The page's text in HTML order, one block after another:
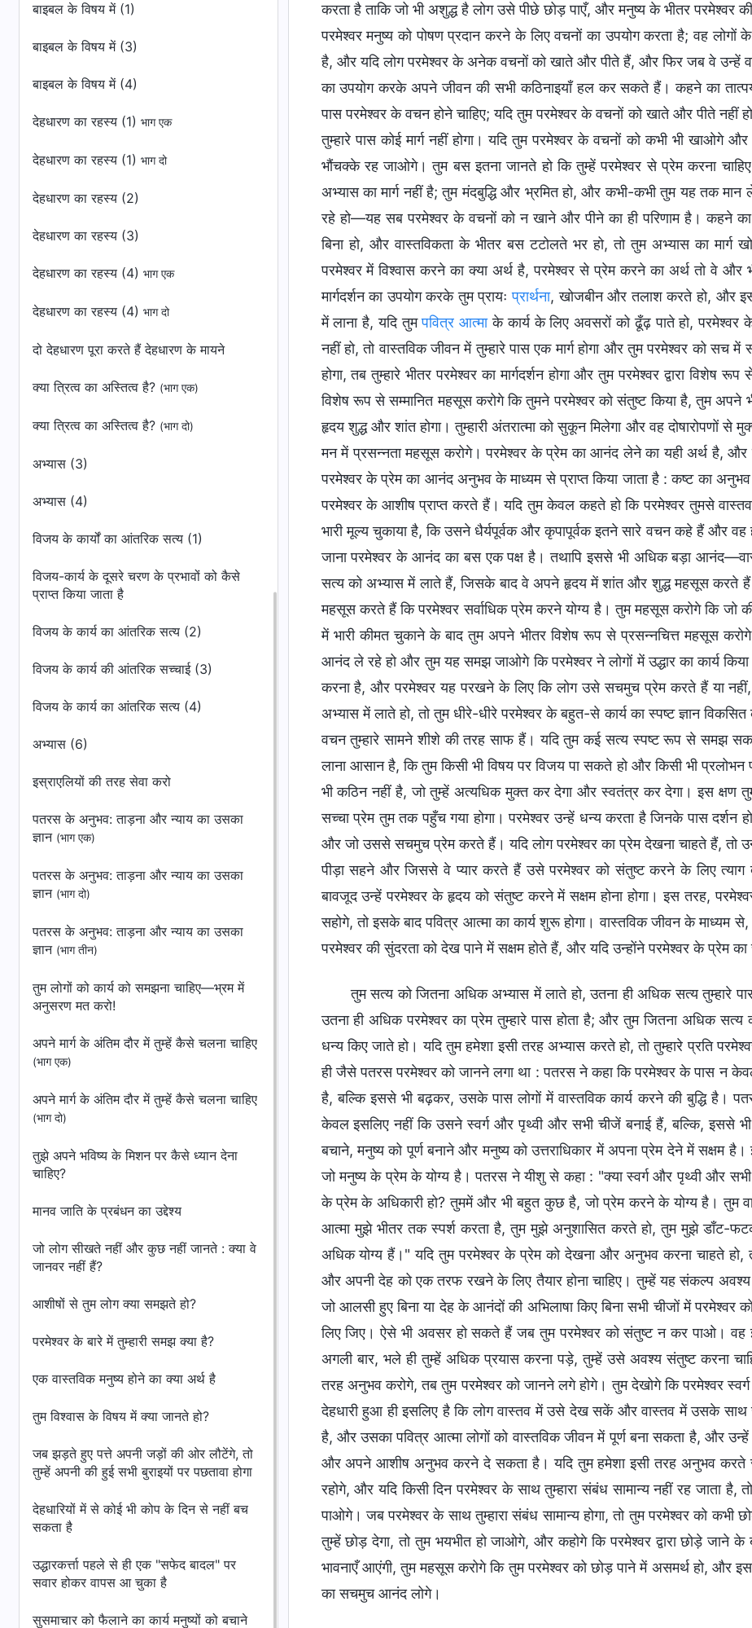
बाइबल के विषय में (1)
बाइबल के विषय में (3)
बाइबल के विषय में (4)
देहधारण का रहस्य (1) भाग एक
देहधारण का रहस्य (1) भाग दो
देहधारण का रहस्य (2)
देहधारण का रहस्य (3)
देहधारण का रहस्य (4) भाग एक
देहधारण का रहस्य (4) भाग दो
दो देहधारण पूरा करते हैं देहधारण के मायने
क्या त्रित्व का अस्तित्व है? (भाग एक)
क्या त्रित्व का अस्तित्व है? (भाग दो)
अभ्यास (3)
अभ्यास (4)
विजय के कार्यों का आंतरिक सत्य (1)
विजय-कार्य के दूसरे चरण के प्रभावों को कैसे
प्राप्त किया जाता है
विजय के कार्य का आंतरिक सत्य (2)
विजय के कार्य की आंतरिक सच्चाई (3)
विजय के कार्य का आंतरिक सत्य (4)
अभ्यास (6)
इस्राएलियों की तरह सेवा करो
पतरस के अनुभव: ताड़ना और न्याय का उसका
ज्ञान (भाग एक)
पतरस के अनुभव: ताड़ना और न्याय का उसका
ज्ञान (भाग दो)
पतरस के अनुभव: ताड़ना और न्याय का उसका
ज्ञान (भाग तीन)
तुम लोगों को कार्य को समझना चाहिए—भ्रम में
अनुसरण मत करो!
अपने मार्ग के अंतिम दौर में तुम्हें कैसे चलना चाहिए
(भाग एक)
अपने मार्ग के अंतिम दौर में तुम्हें कैसे चलना चाहिए
(भाग दो)
तुझे अपने भविष्य के मिशन पर कैसे ध्यान देना
चाहिए?
मानव जाति के प्रबंधन का उद्देश्य
जो लोग सीखते नहीं और कुछ नहीं जानते : क्या वे
जानवर नहीं हैं?
आशीषों से तुम लोग क्या समझते हो?
परमेश्वर के बारे में तुम्हारी समझ क्या है?
एक वास्तविक मनुष्य होने का क्या अर्थ है
तुम विश्वास के विषय में क्या जानते हो?
जब झड़ते हुए पत्ते अपनी जड़ों की ओर लौटेंगे, तो
तुम्हें अपनी की हुई सभी बुराइयों पर पछतावा होगा
देहधारियों में से कोई भी कोप के दिन से नहीं बच
सकता है
उद्धारकर्त्ता पहले से ही एक "सफेद बादल" पर
सवार होकर वापस आ चुका है
सुसमाचार को फैलाने का कार्य मनुष्यों को बचाने
करता है ताकि जो भी अशुद्ध है लोग उसे पीछे छोड़ पाएँ, और मनुष्य के भीतर परमेश्वर की
परमेश्वर मनुष्य को पोषण प्रदान करने के लिए वचनों का उपयोग करता है; वह लोगों
है, और यदि लोग परमेश्वर के अनेक वचनों को खाते और पीते हैं, और फिर जब वे उन्हें
का उपयोग करके अपने जीवन की सभी कठिनाइयाँ हल कर सकते हैं। कहने का
पास परमेश्वर के वचन होने चाहिए; यदि तुम परमेश्वर के वचनों को खाते और पीते नहीं
तुम्हारे पास कोई मार्ग नहीं होगा। यदि तुम परमेश्वर के वचनों को कभी भी खाओगे
भौंचक्के रह जाओगे। तुम बस इतना जानते हो कि तुम्हें परमेश्वर से प्रेम करना
अभ्यास का मार्ग नहीं है; तुम मंदबुद्धि और भ्रमित हो, और कभी-कभी तुम यह तक
रहे हो—यह सब परमेश्वर के वचनों को न खाने और पीने का ही परिणाम है। कहने
बिना हो, और वास्तविकता के भीतर बस टटोलते भर हो, तो तुम अभ्यास का
परमेश्वर में विश्वास करने का क्या अर्थ है, परमेश्वर से प्रेम करने का अर्थ तो वे और
मार्गदर्शन का उपयोग करके तुम प्रायःप्रार्थना, खोजबीन और तलाश करते हो, और
में लाना है, यदि तुमपवित्र आत्माके कार्य के लिए अवसरों को ढूँढ़ पाते हो, परमेश्वर
नहीं हो, तो वास्तविक जीवन में तुम्हारे पास एक मार्ग होगा और तुम परमेश्वर को
होगा, तब तुम्हारे भीतर परमेश्वर का मार्गदर्शन होगा और तुम परमेश्वर द्वारा
विशेष रूप से सम्मानित महसूस करोगे कि तुमने परमेश्वर को संतुष्ट किया है, तुम अपने
हृदय शुद्ध और शांत होगा। तुम्हारी अंतरात्मा को सुकून मिलेगा और वह दोषारोपणों
मन में प्रसन्नता महसूस करोगे। परमेश्वर के प्रेम का आनंद लेने का यही अर्थ है, और
परमेश्वर के प्रेम का आनंद अनुभव के माध्यम से प्राप्त किया जाता है : कष्ट का
परमेश्वर के आशीष प्राप्त करते हैं। यदि तुम केवल कहते हो कि परमेश्वर तुमसे
भारी मूल्य चुकाया है, कि उसने धैर्यपूर्वक और कृपापूर्वक इतने सारे वचन कहे हैं और वह
जाना परमेश्वर के आनंद का बस एक पक्ष है। तथापि इससे भी अधिक बड़ा
सत्य को अभ्यास में लाते हैं, जिसके बाद वे अपने हृदय में शांत और शुद्ध महसूस करते
महसूस करते हैं कि परमेश्वर सर्वाधिक प्रेम करने योग्य है। तुम महसूस करोगे कि जो
में भारी कीमत चुकाने के बाद तुम अपने भीतर विशेष रूप से प्रसन्नचित्त महसूस
आनंद ले रहे हो और तुम यह समझ जाओगे कि परमेश्वर ने लोगों में उद्धार का कार्य किया
करना है, और परमेश्वर यह परखने के लिए कि लोग उसे सचमुच प्रेम करते हैं या नहीं,
अभ्यास में लाते हो, तो तुम धीरे-धीरे परमेश्वर के बहुत-से कार्य का स्पष्ट ज्ञान
वचन तुम्हारे सामने शीशे की तरह साफ हैं। यदि तुम कई सत्य स्पष्ट रूप से समझ
लाना आसान है, कि तुम किसी भी विषय पर विजय पा सकते हो और किसी भी
भी कठिन नहीं है, जो तुम्हें अत्यधिक मुक्त कर देगा और स्वतंत्र कर देगा। इस क्षण
सच्चा प्रेम तुम तक पहुँच गया होगा। परमेश्वर उन्हें धन्य करता है जिनके पास दर्शन
और जो उससे सचमुच प्रेम करते हैं। यदि लोग परमेश्वर का प्रेम देखना चाहते हैं, तो
पीड़ा सहने और जिससे वे प्यार करते हैं उसे परमेश्वर को संतुष्ट करने के लिए
बावजूद उन्हें परमेश्वर के हृदय को संतुष्ट करने में सक्षम होना होगा। इस तरह,
सहोगे, तो इसके बाद पवित्र आत्मा का कार्य शुरू होगा। वास्तविक जीवन के
परमेश्वर की सुंदरता को देख पाने में सक्षम होते हैं, और यदि उन्होंने परमेश्वर के
तुम सत्य को जितना अधिक अभ्यास में लाते हो, उतना ही अधिक सत्य तुम्हारे
उतना ही अधिक परमेश्वर का प्रेम तुम्हारे पास होता है; और तुम जितना अधिक सत्य
धन्य किए जाते हो। यदि तुम हमेशा इसी तरह अभ्यास करते हो, तो तुम्हारे प्रति
ही जैसे पतरस परमेश्वर को जानने लगा था : पतरस ने कहा कि परमेश्वर के पास न
है, बल्कि इससे भी बढ़कर, उसके पास लोगों में वास्तविक कार्य करने की बुद्धि है।
केवल इसलिए नहीं कि उसने स्वर्ग और पृथ्वी और सभी चीजें बनाई हैं, बल्कि, इससे
बचाने, मनुष्य को पूर्ण बनाने और मनुष्य को उत्तराधिकार में अपना प्रेम देने में सक्षम
जो मनुष्य के प्रेम के योग्य है। पतरस ने यीशु से कहा : "क्या स्वर्ग और पृथ्वी और
के प्रेम के अधिकारी हो? तुममें और भी बहुत कुछ है, जो प्रेम करने के योग्य है। तुम
आत्मा मुझे भीतर तक स्पर्श करता है, तुम मुझे अनुशासित करते हो, तुम मुझे डाँट-
अधिक योग्य हैं।" यदि तुम परमेश्वर के प्रेम को देखना और अनुभव करना चाहते हो,
और अपनी देह को एक तरफ रखने के लिए तैयार होना चाहिए। तुम्हें यह संकल्प अवश्य
जो आलसी हुए बिना या देह के आनंदों की अभिलाषा किए बिना सभी चीजों में
लिए जिए। ऐसे भी अवसर हो सकते हैं जब तुम परमेश्वर को संतुष्ट न कर पाओ। वह
अगली बार, भले ही तुम्हें अधिक प्रयास करना पड़े, तुम्हें उसे अवश्य संतुष्ट करना
तरह अनुभव करोगे, तब तुम परमेश्वर को जानने लगे होगे। तुम देखोगे कि परमेश्वर
देहधारी हुआ ही इसलिए है कि लोग वास्तव में उसे देख सकें और वास्तव में उसके
है, और उसका पवित्र आत्मा लोगों को वास्तविक जीवन में पूर्ण बना सकता है, और
और अपने आशीष अनुभव करने दे सकता है। यदि तुम हमेशा इसी तरह अनुभव करते
रहोगे, और यदि किसी दिन परमेश्वर के साथ तुम्हारा संबंध सामान्य नहीं रह जाता
पाओगे। जब परमेश्वर के साथ तुम्हारा संबंध सामान्य होगा, तो तुम परमेश्वर को कभी
तुम्हें छोड़ देगा, तो तुम भयभीत हो जाओगे, और कहोगे कि परमेश्वर द्वारा छोड़े जाने
भावनाएँ आएंगी, तुम महसूस करोगे कि तुम परमेश्वर को छोड़ पाने में असमर्थ हो, और
का सचमुच आनंद लोगे।